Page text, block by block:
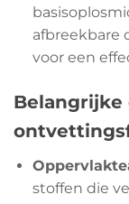
afbreekbare
voor een
stoffen die